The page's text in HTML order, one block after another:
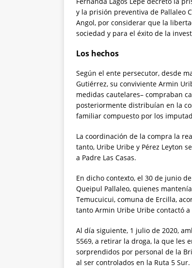
y la prisión preventiva de Pallaleo
Angol, por considerar que la
sociedad y para el éxito de la
Los hechos
Según el ente persecutor, desde
Gutiérrez, su conviviente Armin
medidas cautelares– compraban
posteriormente distribuían en la
familiar compuesto por los
La coordinación de la compra la
tanto, Uribe Uribe y Pérez Leyton
a Padre Las Casas.
En dicho contexto, el 30 de junio
Queipul Pallaleo, quienes
Temucuicui, comuna de Ercilla,
tanto Armin Uribe Uribe contactó
Al día siguiente, 1 julio de 2020,
5569, a retirar la droga, la que les
sorprendidos por personal de la
al ser controlados en la Ruta 5 Sur.